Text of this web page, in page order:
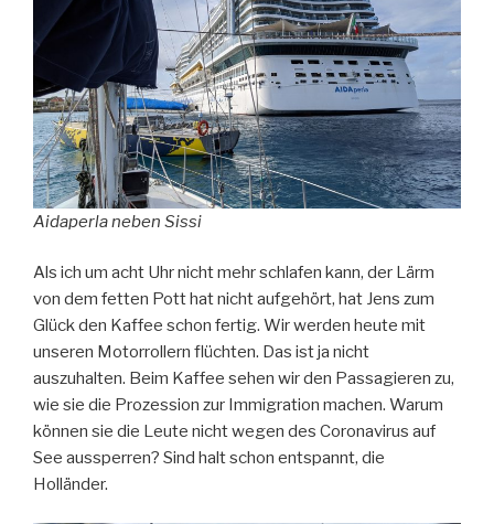
Aidaperla neben Sissi
Als ich um acht Uhr nicht mehr schlafen kann, der Lärm
von dem fetten Pott hat nicht aufgehört, hat Jens zum
Glück den Kaffee schon fertig. Wir werden heute mit
unseren Motorrollern flüchten. Das ist ja nicht
auszuhalten. Beim Kaffee sehen wir den Passagieren zu,
wie sie die Prozession zur Immigration machen. Warum
können sie die Leute nicht wegen des Coronavirus auf
See aussperren? Sind halt schon entspannt, die
Holländer.